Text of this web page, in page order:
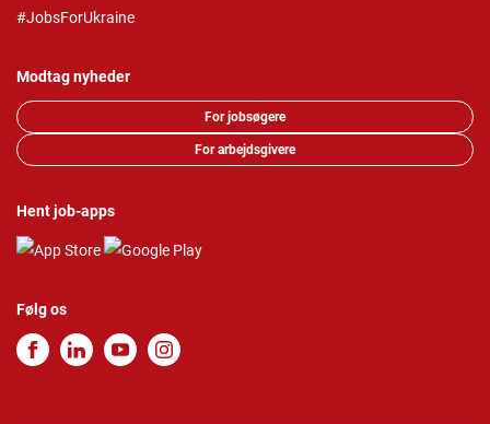
#JobsForUkraine
Modtag nyheder
For jobsøgere
For arbejdsgivere
Hent job-apps
Følg os